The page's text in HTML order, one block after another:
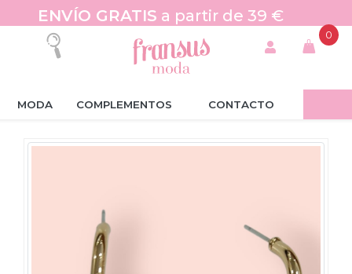
ENVÍO GRATIS a partir de 39 €
0
MODA COMPLEMENTOS CONTACTO